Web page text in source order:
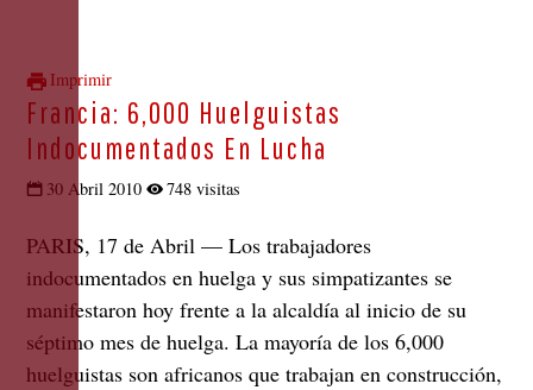
Imprimir
Francia: 6,000 Huelguistas
Indocumentados En Lucha
30 Abril 2010 748 visitas
PARIS, 17 de Abril — Los trabajadores
indocumentados en huelga y sus simpatizantes se
manifestaron hoy frente a la alcaldía al inicio de su
séptimo mes de huelga. La mayoría de los 6,000
huelguistas son africanos que trabajan en construcción,